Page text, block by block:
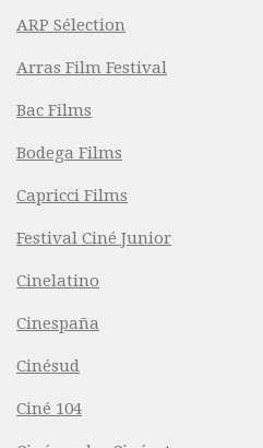
ARP Sélection
Arras Film Festival
Bac Films
Bodega Films
Capricci Films
Festival Ciné Junior
Cinelatino
Cinespaña
Cinésud
Ciné 104